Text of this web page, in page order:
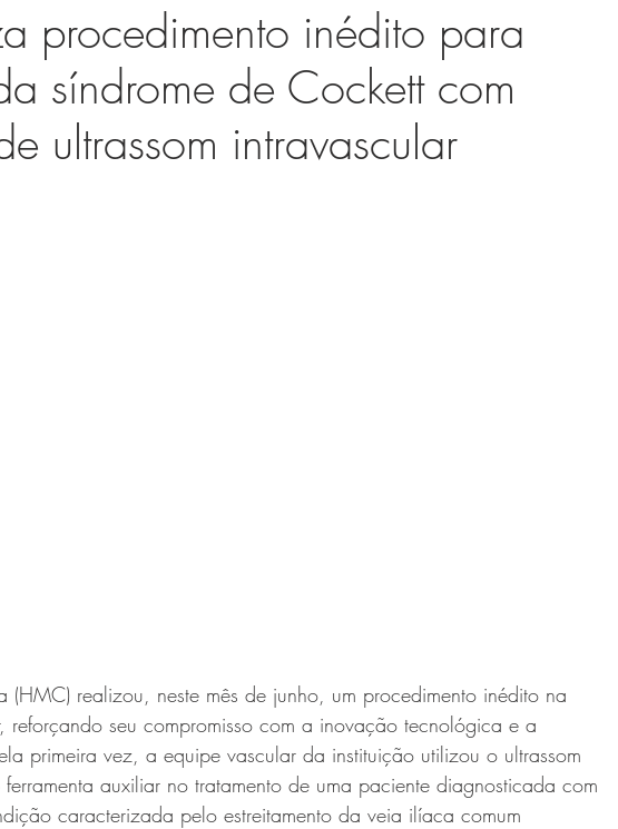
procedimento inédito para
síndrome de Cockett com
ultrassom intravascular
realizou, neste mês de junho, um procedimento inédito na
reforçando seu compromisso com a inovação tecnológica e a
primeira vez, a equipe vascular da instituição utilizou o ultrassom
ferramenta auxiliar no tratamento de uma paciente diagnosticada com
caracterizada pelo estreitamento da veia ilíaca comum